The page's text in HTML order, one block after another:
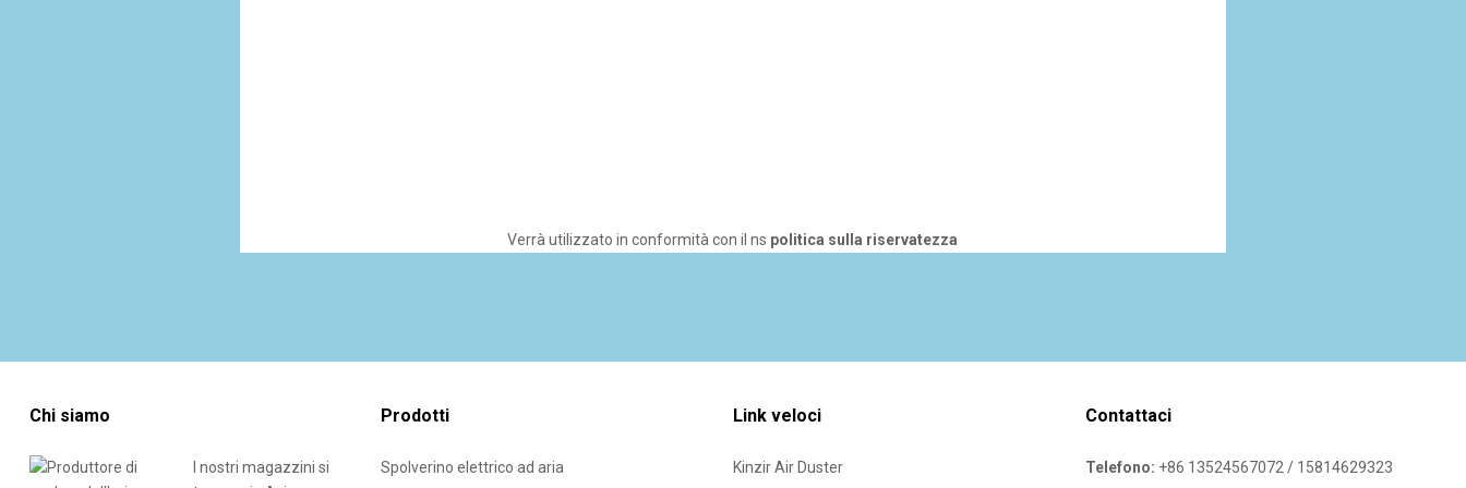
Verrà utilizzato in conformità con il ns politica sulla riservatezza
Chi siamo
I nostri magazzini si
Prodotti
Spolverino elettrico ad aria
Link veloci
Kinzir Air Duster
Contattaci
Telefono: +86 13524567072 / 15814629323